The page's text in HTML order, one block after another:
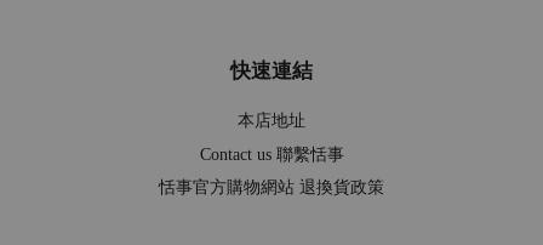
快速連結
本店地址
Contact us 聯繫恬事
恬事官方購物網站 退換貨政策